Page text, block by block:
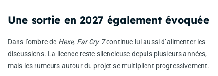
Une sortie en 2027 également évoquée
Dans l’ombre de Hexe, Far Cry 7continue lui aussi d’alimenter les
discussions. La licence reste silencieuse depuis plusieurs années,
mais les rumeurs autour du projet se multiplient progressivement.